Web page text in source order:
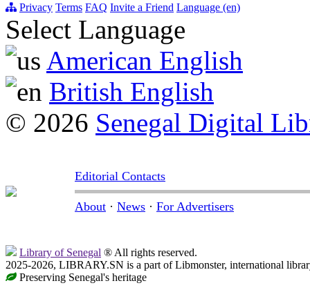
Privacy Terms FAQ Invite a Friend Language (en)
Select Language
American English
British English
© 2026 Senegal Digital
Editorial Contacts
About · News · For Advertisers
Library of Senegal ® All rights reserved.
2025-2026, LIBRARY.SN is a part of Libmonster, international
Preserving Senegal's heritage